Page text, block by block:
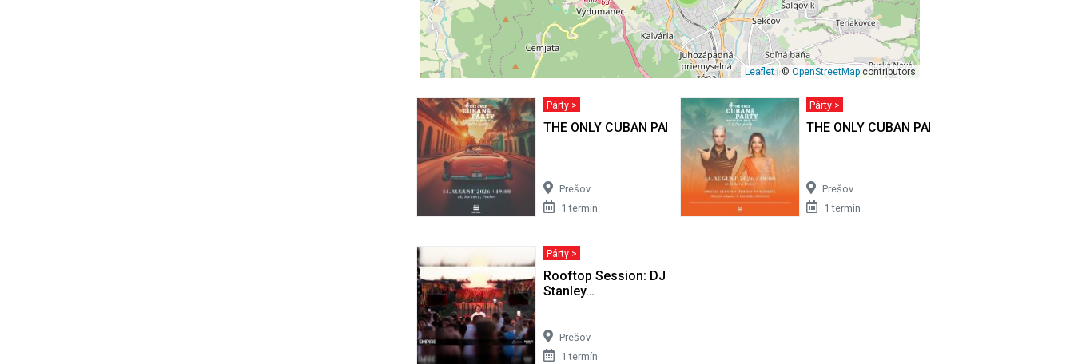
Leaflet| ©OpenStreetMap contributors
Párty >
THE ONLY CUBAN PARTY
Prešov
1 termín
Párty >
THE ONLY CUBAN PARTY
Prešov
1 termín
Párty >
Rooftop Session: DJ EKG + support:
Stanley…
Prešov
1 termín